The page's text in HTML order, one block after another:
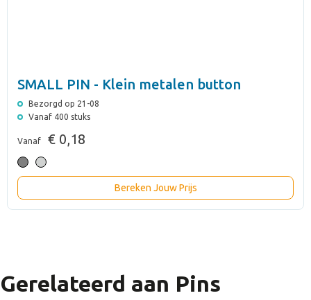
SMALL PIN - Klein metalen button
Bezorgd op 21-08
Vanaf 400 stuks
Vanaf € 0,18
Bereken Jouw Prijs
Gerelateerd aan Pins